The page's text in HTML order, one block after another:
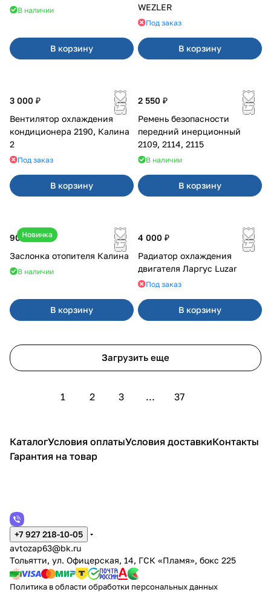
В наличии
В корзину
WEZLER
Под заказ
В корзину
3 000 ₽
Вентилятор охлаждения
кондиционера 2190, Калина
2
Под заказ
В корзину
2 550 ₽
Ремень безопасности
передний инерционный
2109, 2114, 2115
В наличии
В корзину
Новинка
900 ₽
Заслонка отопителя Калина
В наличии
В корзину
4 000 ₽
Радиатор охлаждения
двигателя Ларгус Luzar
Под заказ
В корзину
Загрузить еще
1 2 3 ... 37
КаталогУсловия оплатыУсловия доставкиКонтакты
Гарантия на товар
+7 927 218-10-05
avtozap63@bk.ru
Тольятти, ул. Офицерская, 14, ГСК «Пламя», бокс 225
Политика в области обработки персональных данных